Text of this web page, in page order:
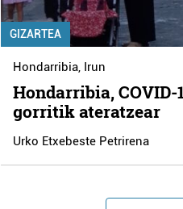
GIZARTEA
Hondarribia Irun
Hondarribia, COVID-
gorritik ateratzear
Urko Etxebeste Petrirena